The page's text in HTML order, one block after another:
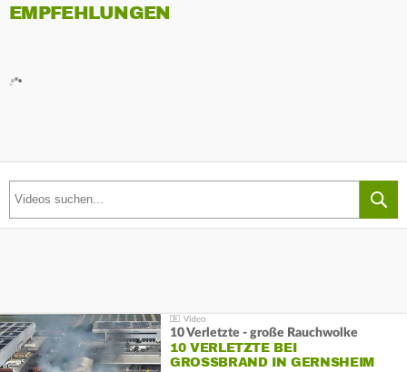
EMPFEHLUNGEN
10 Verletzte - große Rauchwolke
10 VERLETZTE BEI
GROSSBRAND IN GERNSHEIM